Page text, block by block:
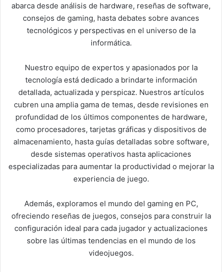
abarca desde análisis de hardware, reseñas de software,
consejos de gaming, hasta debates sobre avances
tecnológicos y perspectivas en el universo de la
informática.
Nuestro equipo de expertos y apasionados por la
tecnología está dedicado a brindarte información
detallada, actualizada y perspicaz. Nuestros artículos
cubren una amplia gama de temas, desde revisiones en
profundidad de los últimos componentes de hardware,
como procesadores, tarjetas gráficas y dispositivos de
almacenamiento, hasta guías detalladas sobre software,
desde sistemas operativos hasta aplicaciones
especializadas para aumentar la productividad o mejorar la
experiencia de juego.
Además, exploramos el mundo del gaming en PC,
ofreciendo reseñas de juegos, consejos para construir la
configuración ideal para cada jugador y actualizaciones
sobre las últimas tendencias en el mundo de los
videojuegos.